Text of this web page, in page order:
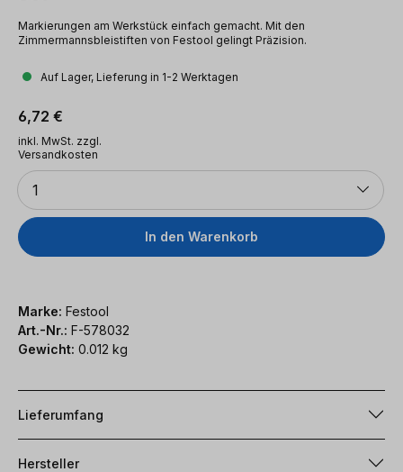
Markierungen am Werkstück einfach gemacht. Mit den
Zimmermannsbleistiften von Festool gelingt Präzision.
Auf Lager, Lieferung in 1-2 Werktagen
Regulärer Preis:
6,72 €
inkl. MwSt. zzgl.
Versandkosten
Anzahl
1
In den Warenkorb
Marke: Festool
Art.-Nr.: F-578032
Gewicht: 0.012 kg
Lieferumfang
Hersteller